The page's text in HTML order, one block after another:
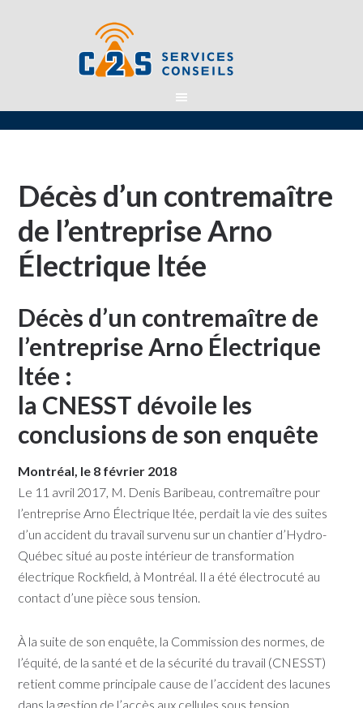
Décès d’un contremaître
de l’entreprise Arno
Électrique ltée
Décès d’un contremaître de
l’entreprise Arno Électrique
ltée :
la CNESST dévoile les
conclusions de son enquête
Montréal, le 8 février 2018
Le 11 avril 2017, M. Denis Baribeau, contremaître pour
l’entreprise Arno Électrique ltée, perdait la vie des suites
d’un accident du travail survenu sur un chantier d’Hydro-
Québec situé au poste intérieur de transformation
électrique Rockfield, à Montréal. Il a été électrocuté au
contact d’une pièce sous tension.
À la suite de son enquête, la Commission des normes, de
l’équité, de la santé et de la sécurité du travail (CNESST)
retient comme principale cause de l’accident des lacunes
dans la gestion de l’accès aux cellules sous tension.